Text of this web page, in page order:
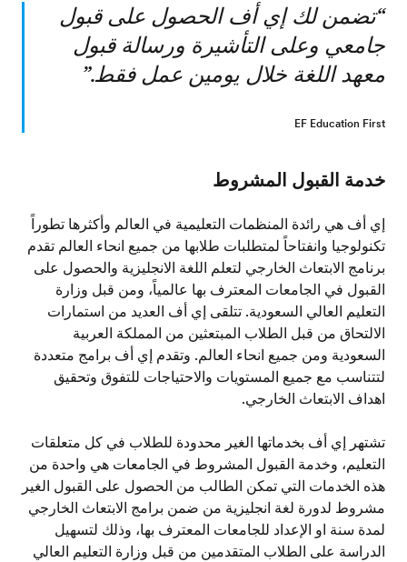
“تضمن لك إي أف الحصول على قبول
جامعي وعلى التأشيرة ورسالة قبول
معهد اللغة خلال يومين عمل فقط.”
EF Education First
خدمة القبول المشروط
إي أف هي رائدة المنظمات التعليمية في العالم وأكثرها تطوراً
تكنولوجيا وانفتاحاً لمتطلبات طلابها من جميع انحاء العالم تقدم
برنامج الابتعاث الخارجي لتعلم اللغة الانجليزية والحصول على
القبول في الجامعات المعترف بها عالمياً، ومن قبل وزارة
التعليم العالي السعودية. تتلقى إي أف العديد من استمارات
الالتحاق من قبل الطلاب المبتعثين من المملكة العربية
السعودية ومن جميع انحاء العالم. وتقدم إي أف برامج متعددة
لتتناسب مع جميع المستويات والاحتياجات للتفوق وتحقيق
اهداف الابتعاث الخارجي.
تشتهر إي أف بخدماتها الغير محدودة للطلاب في كل متعلقات
التعليم، وخدمة القبول المشروط في الجامعات هي واحدة من
هذه الخدمات التي تمكن الطالب من الحصول على القبول الغير
مشروط لدورة لغة انجليزية من ضمن برامج الابتعاث الخارجي
لمدة سنة او الإعداد للجامعات المعترف بها، وذلك لتسهيل
الدراسة على الطلاب المتقدمين من قبل وزارة التعليم العالي